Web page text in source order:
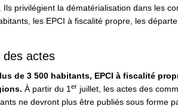
Ils privilégient la dématérialisation dans les
les EPCI à fiscalité propre, les
des actes
de 3 500 habitants, EPCI à fiscalité
À partir du 1 er juillet, les actes des
ne devront plus être publiés sous forme